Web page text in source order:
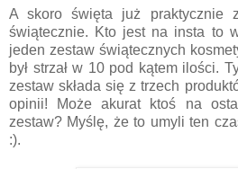
A skoro święta już praktycznie
świątecznie. Kto jest na insta to
jeden zestaw świątecznych
był strzał w 10 pod kątem ilości.
zestaw składa się z trzech
opinii! Może akurat ktoś na
zestaw? Myślę, że to umyli ten
:).